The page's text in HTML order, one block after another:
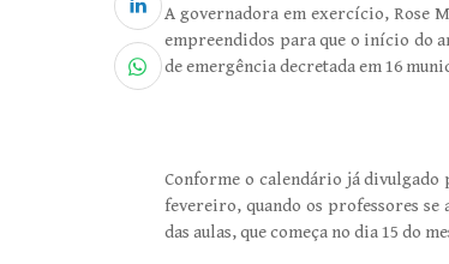
A governadora em exercício, Rose
empreendidos para que o início do
de emergência decretada em 16
Conforme o calendário já divulgado
fevereiro, quando os professores
das aulas, que começa no dia 15 do